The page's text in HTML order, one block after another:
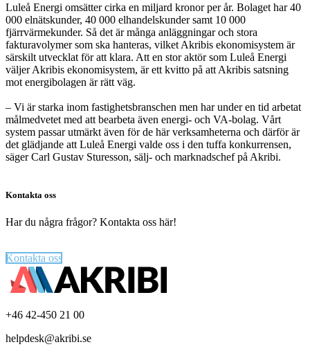
Luleå Energi omsätter cirka en miljard kronor per år. Bolaget har 40
000 elnätskunder, 40 000 elhandelskunder samt 10 000
fjärrvärmekunder. Så det är många anläggningar och stora
fakturavolymer som ska hanteras, vilket Akribis ekonomisystem är
särskilt utvecklat för att klara. Att en stor aktör som Luleå Energi
väljer Akribis ekonomisystem, är ett kvitto på att Akribis satsning
mot energibolagen är rätt väg.
– Vi är starka inom fastighetsbranschen men har under en tid arbetat
målmedvetet med att bearbeta även energi- och VA-bolag. Vårt
system passar utmärkt även för de här verksamheterna och därför är
det glädjande att Luleå Energi valde oss i den tuffa konkurrensen,
säger Carl Gustav Sturesson, sälj- och marknadschef på Akribi.
Kontakta oss
Har du några frågor? Kontakta oss här!
Kontakta oss
Footer
+46 42-450 21 00
helpdesk@akribi.se